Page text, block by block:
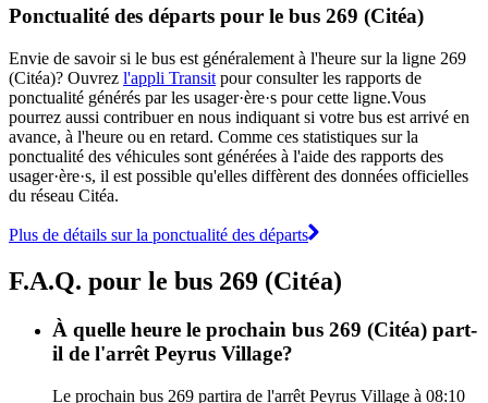
Ponctualité des départs pour le bus 269 (Citéa)
Envie de savoir si le bus est généralement à l'heure sur la ligne 269
(Citéa)? Ouvrez l'appli Transit pour consulter les rapports de
ponctualité générés par les usager·ère·s pour cette ligne.Vous
pourrez aussi contribuer en nous indiquant si votre bus est arrivé en
avance, à l'heure ou en retard. Comme ces statistiques sur la
ponctualité des véhicules sont générées à l'aide des rapports des
usager·ère·s, il est possible qu'elles diffèrent des données officielles
du réseau Citéa.
Plus de détails sur la ponctualité des départs
F.A.Q. pour le bus 269 (Citéa)
À quelle heure le prochain bus 269 (Citéa) part-
il de l'arrêt Peyrus Village?
Le prochain bus 269 partira de l'arrêt Peyrus Village à 08:10